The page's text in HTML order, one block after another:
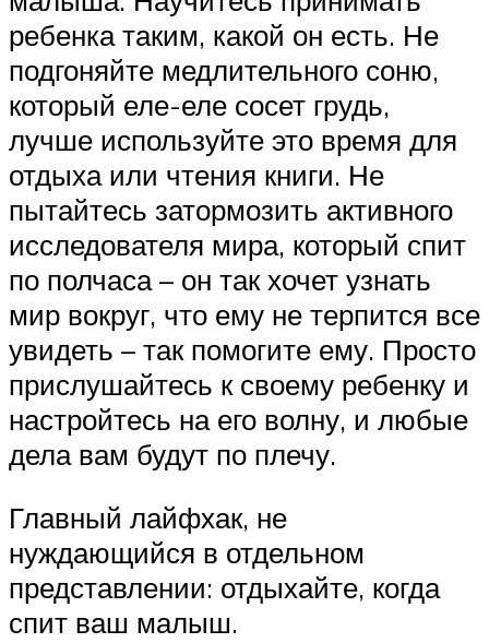
ребенка таким, какой он есть. Не
подгоняйте медлительного соню,
который еле-еле сосет грудь,
лучше используйте это время для
отдыха или чтения книги. Не
пытайтесь затормозить активного
исследователя мира, который спит
по полчаса – он так хочет узнать
мир вокруг, что ему не терпится все
увидеть – так помогите ему. Просто
прислушайтесь к своему ребенку и
настройтесь на его волну, и любые
дела вам будут по плечу.
Главный лайфхак, не
нуждающийся в отдельном
представлении: отдыхайте, когда
спит ваш малыш.